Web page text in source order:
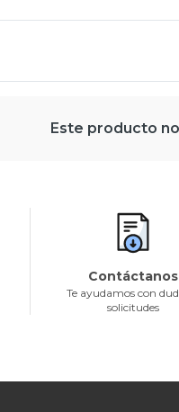
Este producto
Contáctanos
Te ayudamos con
solicitudes